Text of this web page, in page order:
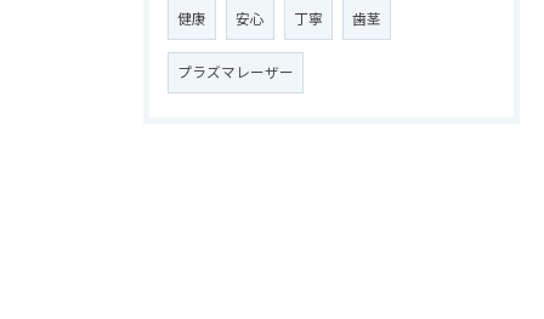
健康 安心 丁寧 歯茎
プラズマレーザー